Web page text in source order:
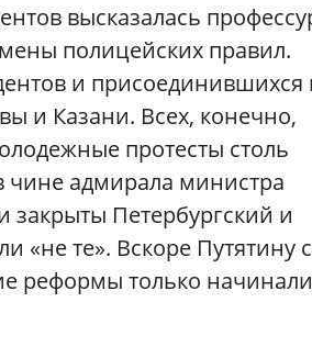
высказалась
полицейских правил.
и присоединившихся
и Казани. Всех, конечно,
протесты столь
чине адмирала министра
Петербургский и
«не те». Вскоре Путятину с
реформы только